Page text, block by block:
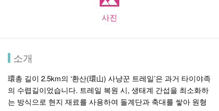
사진
소개
環총 길이 2.5km의 ‘환산(環山) 사냥꾼 트레일’은 과거 타이야족
의 수렵길이었습니다. 트레일 복원 시, 생태계 간섭을 최소화하
는 방식으로 현지 재료를 사용하여 돌계단과 축대를 쌓아 원형